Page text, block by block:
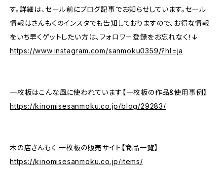
す。詳細は、セール前にブログ記事でお知らせしています。セール
情報はさんもくのインスタでも告知しておりますので、お得な情報
をいち早くゲットしたい方は、フォロワー登録をお忘れなく！↓
https://www.instagram.com/sanmoku0359/?hl=ja
一枚板はこんな風に使われています【一枚板の作品&使用事例】
https://kinomisesanmoku.co.jp/blog/29283/
木の店さんもく 一枚板の販売サイト【商品一覧】
https://kinomisesanmoku.co.jp/items/